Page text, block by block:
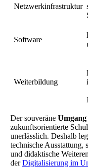
Netzwerkinfrastruktur
Software
Weiterbildung
Der souveräne
zukunftsorientierte
unerlässlich. Deshalb
technische Ausstattung,
und didaktische
derDigitalisierung im